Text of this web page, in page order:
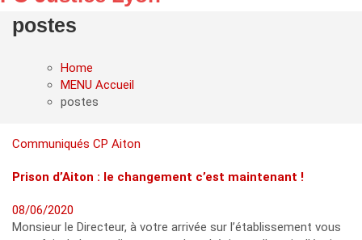
postes
Home
MENU Accueil
postes
Communiqués CP Aiton
Prison d’Aiton : le changement c’est maintenant !
08/06/2020
Monsieur le Directeur, à votre arrivée sur l’établissement vous